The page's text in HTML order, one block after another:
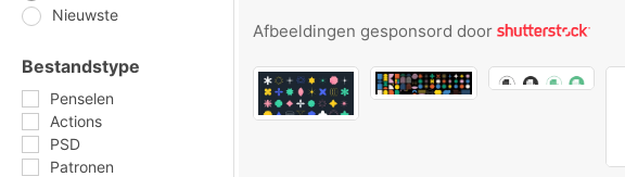
Nieuwste
Bestandstype
Penselen
Actions
PSD
Patronen
Afbeeldingen gesponsord door